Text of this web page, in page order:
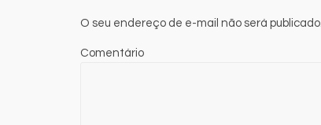
O seu endereço de e-mail não será publicado.
Comentário